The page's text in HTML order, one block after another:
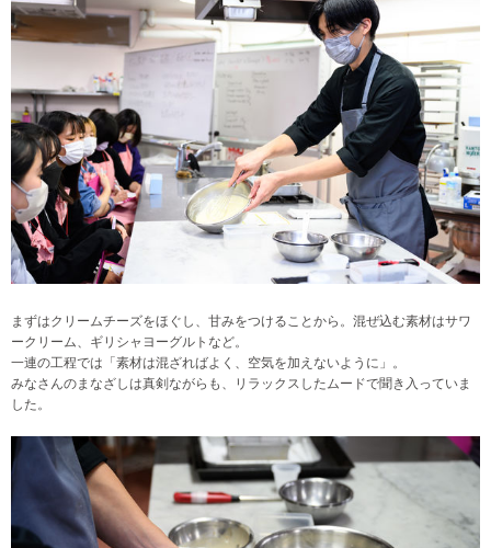
まずはクリームチーズをほぐし、甘みをつけることから。混ぜ込む素材はサワ
ークリーム、ギリシャヨーグルトなど。
一連の工程では「素材は混ざればよく、空気を加えないように」。
みなさんのまなざしは真剣ながらも、リラックスしたムードで聞き入っていま
した。